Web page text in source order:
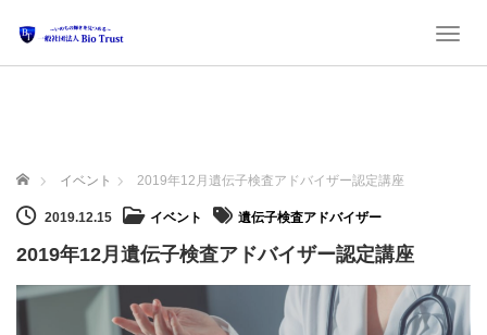
ホーム イベント 2019年12月遺伝子検査アドバイザー認定講座
2019.12.15 イベント 遺伝子検査アドバイザー
2019年12月遺伝子検査アドバイザー認定講座